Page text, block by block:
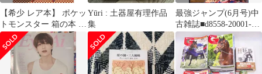
【希少 レア本】 ポケッ
トモンスター 箱の本 ギ
フトボックス 小学館
Yūri : 土器屋有理作品
集
最強ジャンプ(6月号)中
古雑誌■d8558-20001-B-
03-1